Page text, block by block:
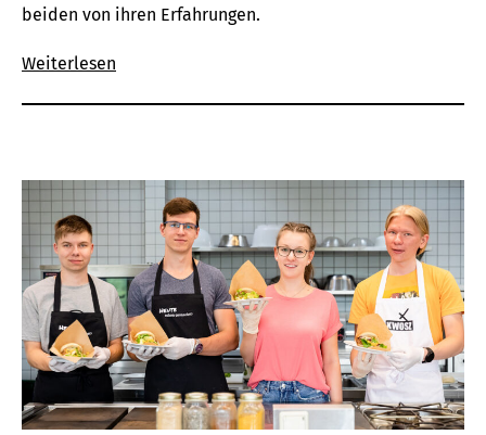
beiden von ihren Erfahrungen.
Weiterlesen